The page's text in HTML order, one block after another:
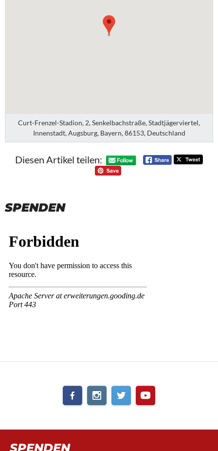
Curt-Frenzel-Stadion, 2, Senkelbachstraße, Stadtjägerviertel,
Innenstadt, Augsburg, Bayern, 86153, Deutschland
Diesen Artikel teilen:
SPENDEN
SPENDEN